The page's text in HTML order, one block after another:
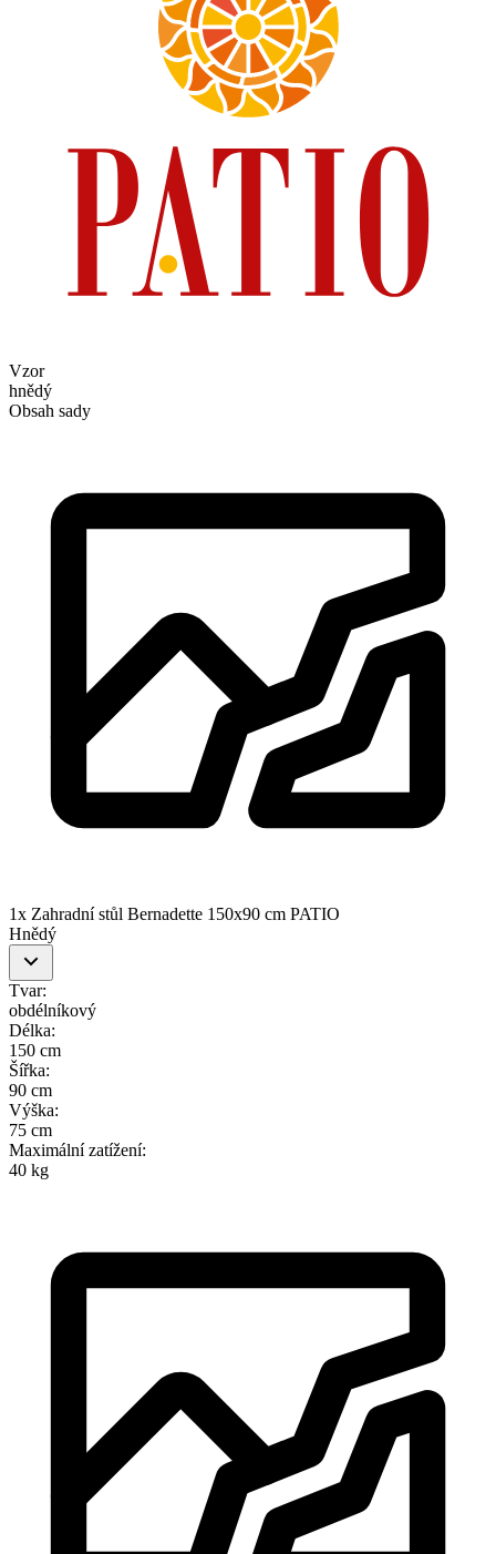
Vzor
hnědý
Obsah sady
1x Zahradní stůl Bernadette 150x90 cm PATIO
Hnědý
Tvar:
obdélníkový
Délka:
150 cm
Šířka:
90 cm
Výška:
75 cm
Maximální zatížení:
40 kg